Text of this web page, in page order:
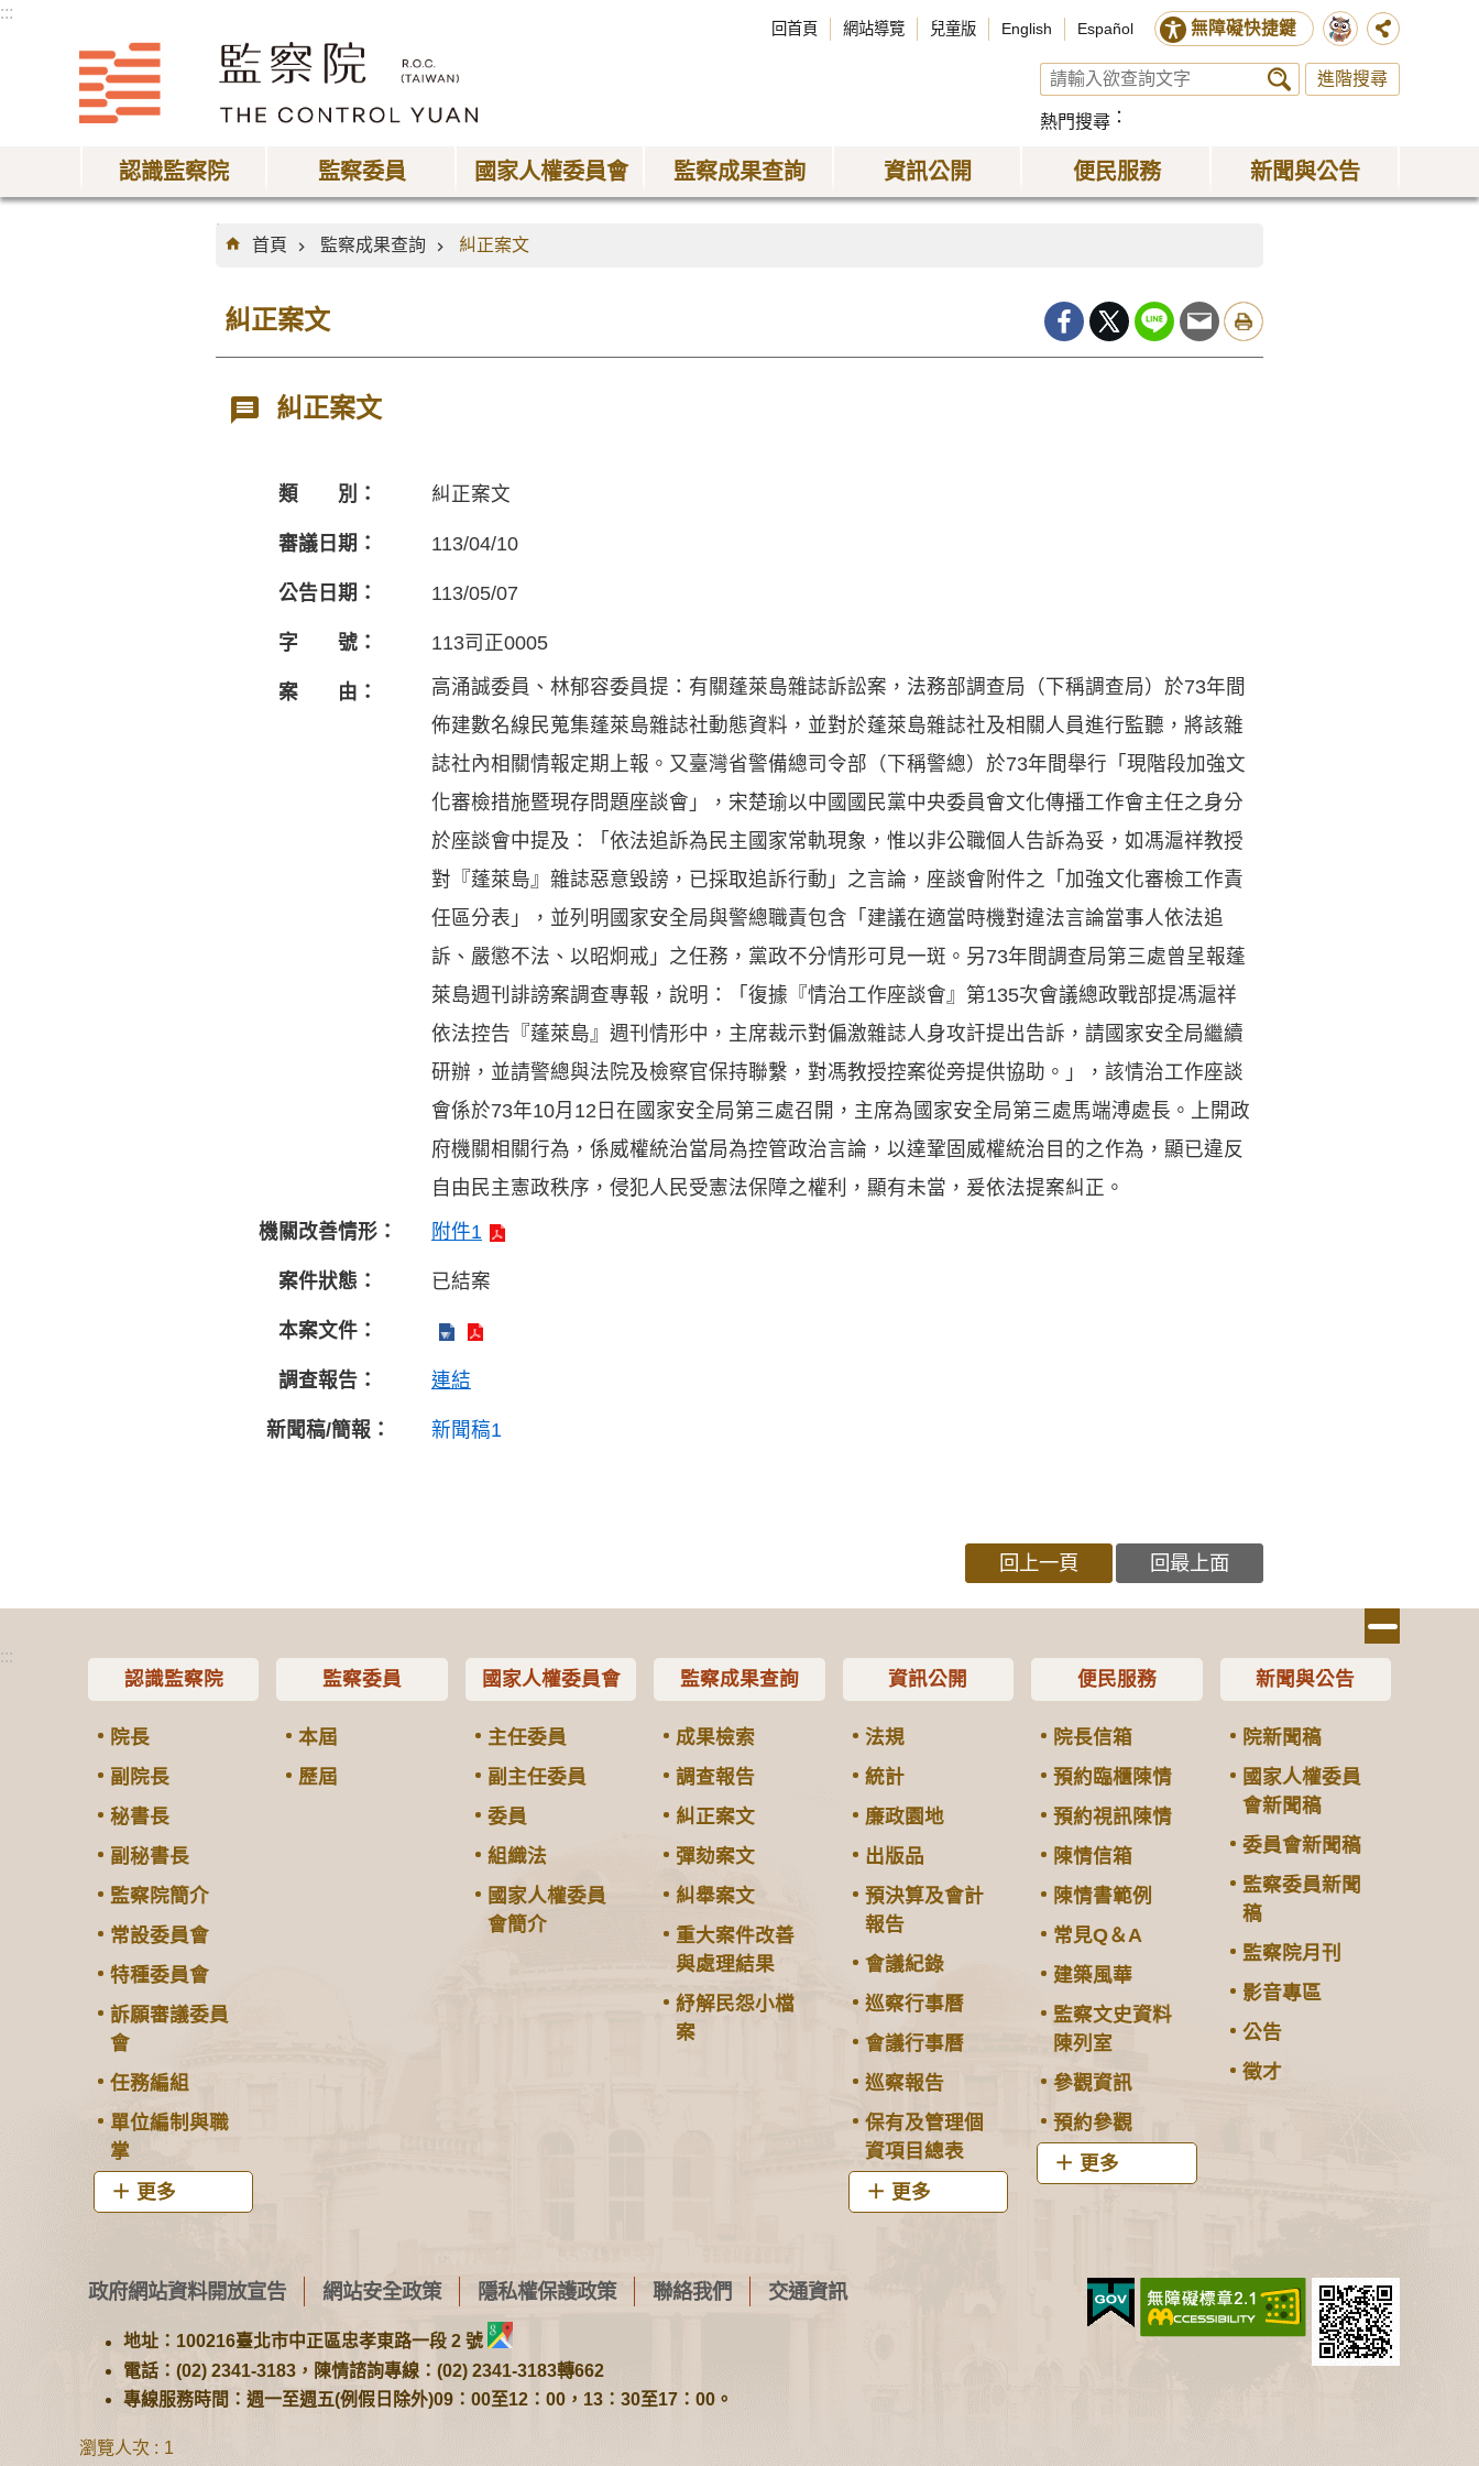
:::
回首頁 網站導覽 兒童版 English Español 無障礙快捷鍵
進階搜尋
熱門搜尋
認識監察院 監察委員 國家人權委員會 監察成果查詢 資訊公開 便民服務 新聞與公告
:::
首頁
監察成果查詢 糾正案文
糾正案文
糾正案文
類 別： 糾正案文
審議日期： 113/04/10
公告日期： 113/05/07
字 號： 113司正0005
案 由：
高涌誠委員、林郁容委員提：有關蓬萊島雜誌訴訟案，法務部調查局（下稱調查局）於73年間
佈建數名線民蒐集蓬萊島雜誌社動態資料，並對於蓬萊島雜誌社及相關人員進行監聽，將該雜
誌社內相關情報定期上報。又臺灣省警備總司令部（下稱警總）於73年間舉行「現階段加強文
化審檢措施暨現存問題座談會」，宋楚瑜以中國國民黨中央委員會文化傳播工作會主任之身分
於座談會中提及：「依法追訴為民主國家常軌現象，惟以非公職個人告訴為妥，如馮滬祥教授
對『蓬萊島』雜誌惡意毀謗，已採取追訴行動」之言論，座談會附件之「加強文化審檢工作責
任區分表」，並列明國家安全局與警總職責包含「建議在適當時機對違法言論當事人依法追
訴、嚴懲不法、以昭炯戒」之任務，黨政不分情形可見一斑。另73年間調查局第三處曾呈報蓬
萊島週刊誹謗案調查專報，說明：「復據『情治工作座談會』第135次會議總政戰部提馮滬祥
依法控告『蓬萊島』週刊情形中，主席裁示對偏激雜誌人身攻訐提出告訴，請國家安全局繼續
研辦，並請警總與法院及檢察官保持聯繫，對馮教授控案從旁提供協助。」，該情治工作座談
會係於73年10月12日在國家安全局第三處召開，主席為國家安全局第三處馬端溥處長。上開政
府機關相關行為，係威權統治當局為控管政治言論，以達鞏固威權統治目的之作為，顯已違反
自由民主憲政秩序，侵犯人民受憲法保障之權利，顯有未當，爰依法提案糾正。
機關改善情形：
附件1
案件狀態： 已結案
本案文件：
調查報告： 連結
新聞稿/簡報： 新聞稿1
回上一頁 回最上面
:::
認識監察院
院長
副院長
秘書長
副秘書長
監察院簡介
常設委員會
特種委員會
訴願審議委員
會
任務編組
單位編制與職
掌
更多
監察委員
本屆
歷屆
國家人權委員會
主任委員
副主任委員
委員
組織法
國家人權委員
會簡介
監察成果查詢
成果檢索
調查報告
糾正案文
彈劾案文
糾舉案文
重大案件改善
與處理結果
紓解民怨小檔
案
資訊公開
法規
統計
廉政園地
出版品
預決算及會計
報告
會議紀錄
巡察行事曆
會議行事曆
巡察報告
保有及管理個
資項目總表
更多
便民服務
院長信箱
預約臨櫃陳情
預約視訊陳情
陳情信箱
陳情書範例
常見Q＆A
建築風華
監察文史資料
陳列室
參觀資訊
預約參觀
更多
新聞與公告
院新聞稿
國家人權委員
會新聞稿
委員會新聞稿
監察委員新聞
稿
監察院月刊
影音專區
公告
徵才
政府網站資料開放宣告 網站安全政策 隱私權保護政策 聯絡我們 交通資訊
地址：100216臺北市中正區忠孝東路一段 2 號
電話：(02) 2341-3183，陳情諮詢專線：(02) 2341-3183轉662
專線服務時間：週一至週五(例假日除外)09：00至12：00，13：30至17：00。
瀏覽人次 1